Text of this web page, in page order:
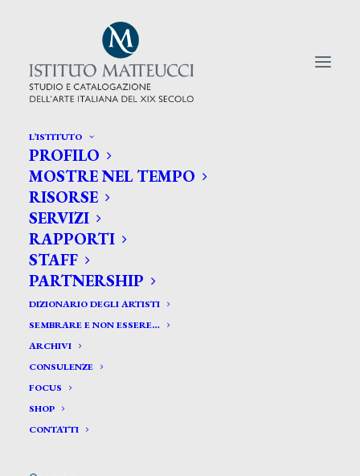
L’ISTITUTO
PROFILO
MOSTRE NEL TEMPO
RISORSE
SERVIZI
RAPPORTI
STAFF
PARTNERSHIP
DIZIONARIO DEGLI ARTISTI
SEMBRARE E NON ESSERE…
ARCHIVI
CONSULENZE
FOCUS
SHOP
CONTATTI
CERCA TRA GLI ARTISTI:
Search
for:
Lupetti Carlo Gaudenzio *
LUPETTI CARLO GAUDENZIO